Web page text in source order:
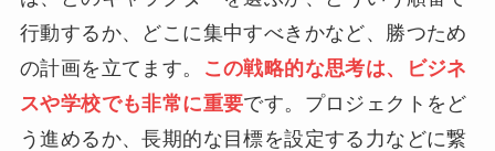
行動するか、どこに集中すべきかなど、勝つため
の計画を立てます。
この戦略的な思考は、ビジネ
スや学校でも非常に重要です。プロジェクトをど
う進めるか、長期的な目標を設定する力などに繋